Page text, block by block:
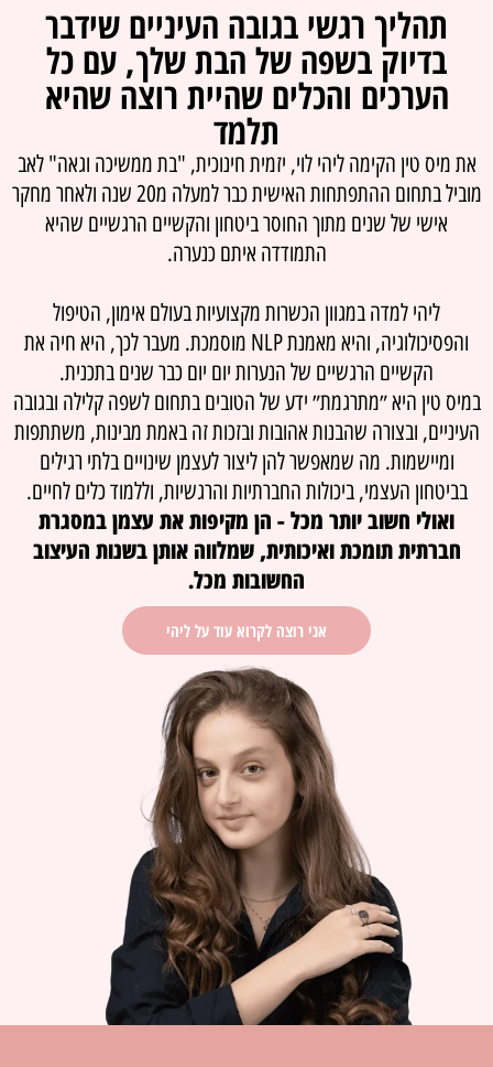
תהליך רגשי בגובה העיניים שידבר
בדיוק בשפה של הבת שלך, עם כל
הערכים והכלים שהיית רוצה שהיא
תלמד
את מיס טין הקימה ליהי לוי, יזמית חינוכית, "בת ממשיכה וגאה" לאב
מוביל בתחום ההתפתחות האישית כבר למעלה מ20 שנה ולאחר מחקר
אישי של שנים מתוך החוסר ביטחון והקשיים הרגשיים שהיא
התמודדה איתם כנערה.
ליהי למדה במגוון הכשרות מקצועיות בעולם אימון, הטיפול
והפסיכולוגיה, והיא מאמנת NLP מוסמכת. מעבר לכך, היא חיה את
הקשיים הרגשיים של הנערות יום יום כבר שנים בתכנית.
במיס טין היא ״מתרגמת״ ידע של הטובים בתחום לשפה קלילה ובגובה
העיניים, ובצורה שהבנות אהובות ובזכות זה באמת מבינות, משתתפות
ומיישמות. מה שמאפשר להן ליצור לעצמן שינויים בלתי רגילים
בביטחון העצמי, ביכולות החברתיות והרגשיות, וללמוד כלים לחיים.
ואולי חשוב יותר מכל - הן מקיפות את עצמן במסגרת
חברתית תומכת ואיכותית, שמלווה אותן בשנות העיצוב
החשובות מכל.
אני רוצה לקרוא עוד על ליהי